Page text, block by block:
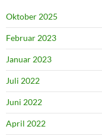
Oktober 2025
Februar 2023
Januar 2023
Juli 2022
Juni 2022
April 2022